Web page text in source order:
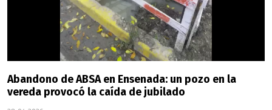
Abandono de ABSA en Ensenada: un pozo en la
vereda provocó la caída de jubilado